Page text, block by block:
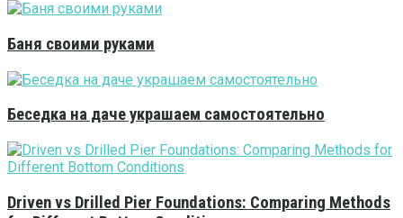
Баня своими руками
Беседка на даче украшаем самостоятельно
Driven vs Drilled Pier Foundations: Comparing Methods